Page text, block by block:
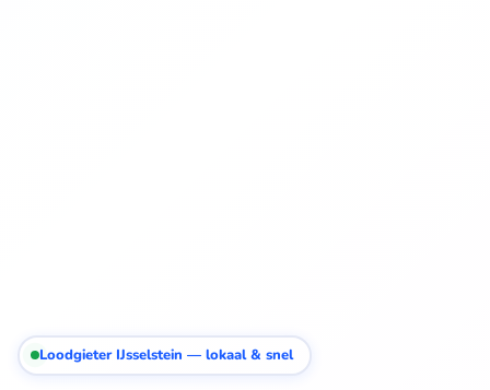
Loodgieter IJsselstein — lokaal & snel